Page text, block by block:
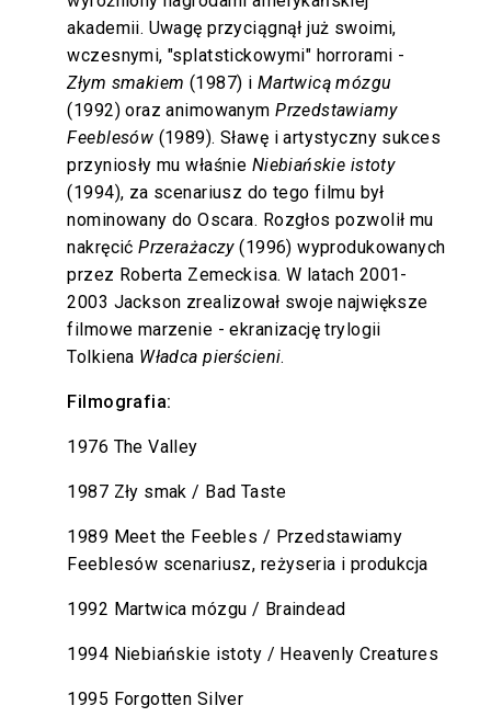
akademii. Uwagę przyciągnął już swoimi,
wczesnymi, "splatstickowymi" horrorami -
Złym smakiem (1987) i Martwicą mózgu
(1992) oraz animowanymPrzedstawiamy
Feeblesów (1989). Sławę i artystyczny sukces
przyniosły mu właśnie Niebiańskie istoty
(1994), za scenariusz do tego filmu był
nominowany do Oscara. Rozgłos pozwolił mu
nakręcićPrzerażaczy(1996) wyprodukowanych
przez Roberta Zemeckisa. W latach 2001-
2003 Jackson zrealizował swoje największe
filmowe marzenie - ekranizację trylogii
Tolkiena Władca pierścieni.
Filmografia:
1976 The Valley
1987 Zły smak / Bad Taste
1989 Meet the Feebles / Przedstawiamy
Feeblesów scenariusz, reżyseria i produkcja
1992 Martwica mózgu / Braindead
1994 Niebiańskie istoty / Heavenly Creatures
1995 Forgotten Silver